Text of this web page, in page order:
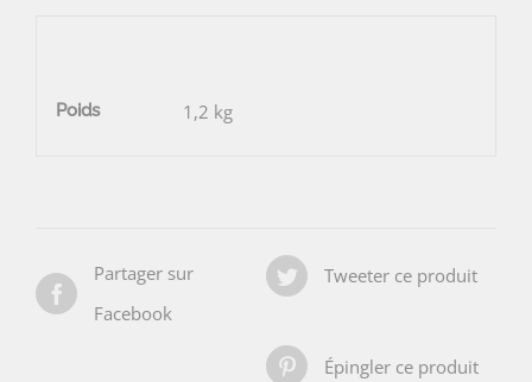
Poids 1,2 kg
Partager sur
Facebook
Tweeter ce produit
Épingler ce produit